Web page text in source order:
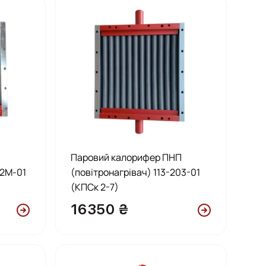
01
Паровий калорифер ПНП
(повітронагрівач) 113-203-01
(КПСк 2-7)
16350 ₴